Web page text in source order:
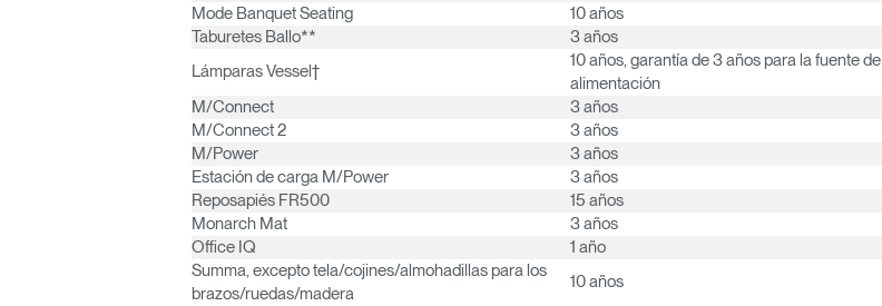
Mode Banquet Seating
10 años
Taburetes Ballo**
3 años
Lámparas Vessel†
10 años, garantía de 3 años para la fuente de
alimentación
M/Connect
3 años
M/Connect 2
3 años
M/Power
3 años
Estación de carga M/Power
3 años
Reposapiés FR500
15 años
Monarch Mat
3 años
Office IQ
1 año
Summa, excepto tela/cojines/almohadillas para los
brazos/ruedas/madera
10 años